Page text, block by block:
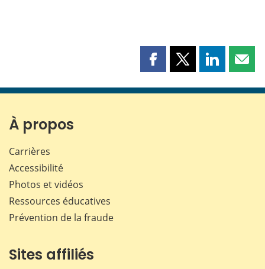
Partager
page
Partager
page
Partager
page page
À propos
Carrières
Accessibilité
Photos et vidéos
Ressources éducatives
Prévention de la fraude
Sites affiliés